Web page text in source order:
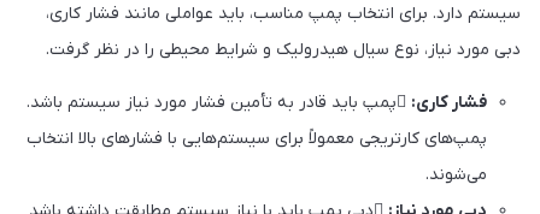
سیستم دارد. برای انتخاب پمپ مناسب، باید عواملی مانند فشار کاری،
دبی مورد نیاز، نوع سیال هیدرولیک و شرایط محیطی را در نظر گرفت.
فشار کاری:
پمپ باید قادر به تأمین فشار مورد نیاز سیستم باشد.
پمپ‌های کارتریجی معمولاً برای سیستم‌هایی با فشارهای بالا انتخاب
می‌شوند.